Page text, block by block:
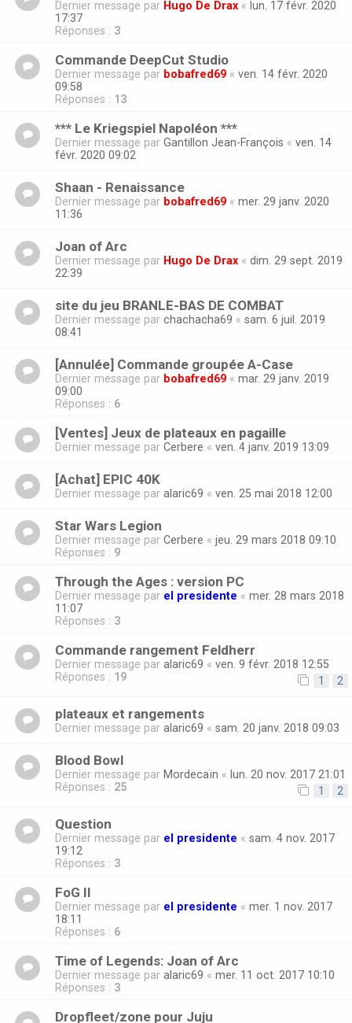
Dernier message par Hugo De Drax « lun. 17 févr. 2020
17:37
Réponses : 3
Commande DeepCut Studio
Dernier message par bobafred69 « ven. 14 févr. 2020
09:58
Réponses : 13
*** Le Kriegspiel Napoléon ***
Dernier message par Gantillon Jean-François « ven. 14
févr. 2020 09:02
Shaan - Renaissance
Dernier message par bobafred69 « mer. 29 janv. 2020
11:36
Joan of Arc
Dernier message par Hugo De Drax « dim. 29 sept. 2019
22:39
site du jeu BRANLE-BAS DE COMBAT
Dernier message par chachacha69 « sam. 6 juil. 2019
08:41
[Annulée] Commande groupée A-Case
Dernier message par bobafred69 « mar. 29 janv. 2019
09:00
Réponses : 6
[Ventes] Jeux de plateaux en pagaille
Dernier message par Cerbere « ven. 4 janv. 2019 13:09
[Achat] EPIC 40K
Dernier message par alaric69 « ven. 25 mai 2018 12:00
Star Wars Legion
Dernier message par Cerbere « jeu. 29 mars 2018 09:10
Réponses : 9
Through the Ages : version PC
Dernier message par el presidente « mer. 28 mars 2018
11:07
Réponses : 3
Commande rangement Feldherr
Dernier message par alaric69 « ven. 9 févr. 2018 12:55
Réponses : 19 1 2
plateaux et rangements
Dernier message par alaric69 « sam. 20 janv. 2018 09:03
Blood Bowl
Dernier message par Mordecaïn « lun. 20 nov. 2017 21:01
Réponses : 25 1 2
Question
Dernier message par el presidente « sam. 4 nov. 2017
19:12
Réponses : 3
FoG II
Dernier message par el presidente « mer. 1 nov. 2017
18:11
Réponses : 6
Time of Legends: Joan of Arc
Dernier message par alaric69 « mer. 11 oct. 2017 10:10
Réponses : 3
Dropfleet/zone pour Juju